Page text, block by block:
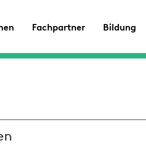
Fachpartner Bildung